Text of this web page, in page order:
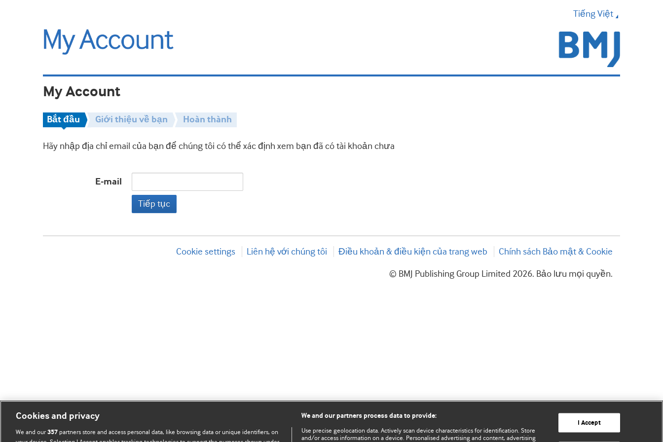
Tiếng Việt
My Account
Bắt đầu Giới thiệu về bạn Hoàn thành
Hãy nhập địa chỉ email của bạn để chúng tôi có thể xác định xem bạn đã có tài khoản chưa
E-mail
Tiếp tục
Cookie settings Liên hệ với chúng tôi Điều khoản & điều kiện của trang web Chính sách Bảo mật & Cookie
© BMJ Publishing Group Limited 2026. Bảo lưu mọi quyền.
Cookies and privacy
We and our357 partners store and access personal data, like browsing data or unique identifiers, on
We and our partners process data to provide:
Use precise geolocation data. Actively scan device characteristics for identification. Store
and/or access information on a device. Personalised advertising and content, advertising
I Accept